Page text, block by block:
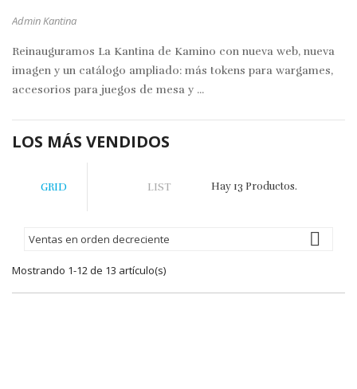
Admin Kantina
Reinauguramos La Kantina de Kamino con nueva web, nueva
imagen y un catálogo ampliado: más tokens para wargames,
accesorios para juegos de mesa y ...
LOS MÁS VENDIDOS
GRID LIST Hay 13 Productos.
Ventas en orden decreciente 
Mostrando 1-12 de 13 artículo(s)